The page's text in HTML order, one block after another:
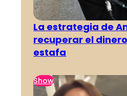
La estrategia de
recuperar el
estafa
Show